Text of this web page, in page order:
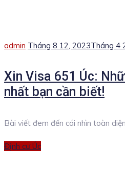
Author
admin Posted
Tháng 8 12, 2023Tháng 4
Xin Visa 651 Úc:
nhất bạn cần biết!
Bài viết đem đến cái nhìn toàn
Categories
Định cư Úc